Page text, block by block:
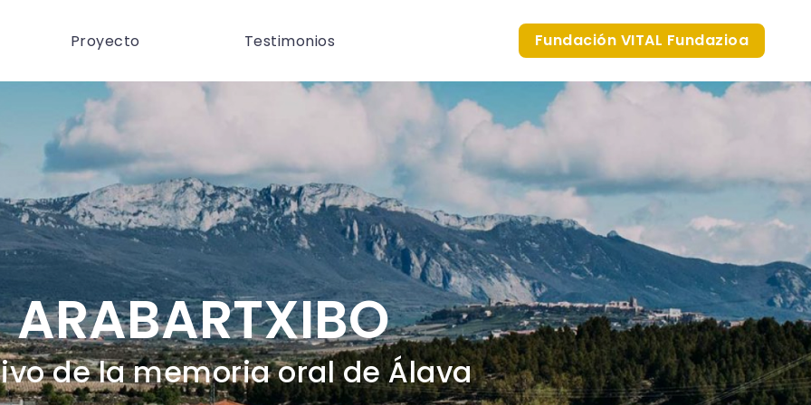
Proyecto Testimonios Fundación VITAL Fundazioa
ARABARTXIBO
de la memoria oral de Álava